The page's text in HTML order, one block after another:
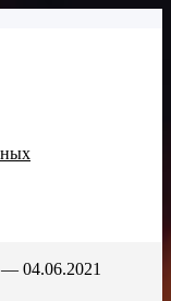
04.06.2021